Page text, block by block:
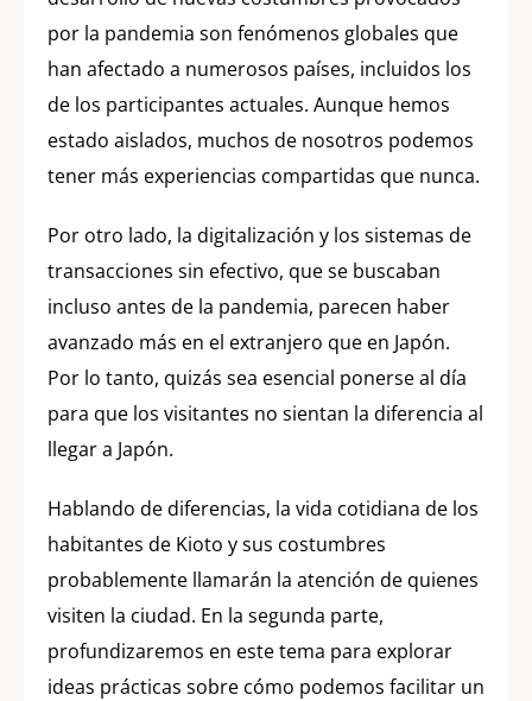
por la pandemia son fenómenos globales que
han afectado a numerosos países, incluidos los
de los participantes actuales. Aunque hemos
estado aislados, muchos de nosotros podemos
tener más experiencias compartidas que nunca.
Por otro lado, la digitalización y los sistemas de
transacciones sin efectivo, que se buscaban
incluso antes de la pandemia, parecen haber
avanzado más en el extranjero que en Japón.
Por lo tanto, quizás sea esencial ponerse al día
para que los visitantes no sientan la diferencia al
llegar a Japón.
Hablando de diferencias, la vida cotidiana de los
habitantes de Kioto y sus costumbres
probablemente llamarán la atención de quienes
visiten la ciudad. En la segunda parte,
profundizaremos en este tema para explorar
ideas prácticas sobre cómo podemos facilitar un